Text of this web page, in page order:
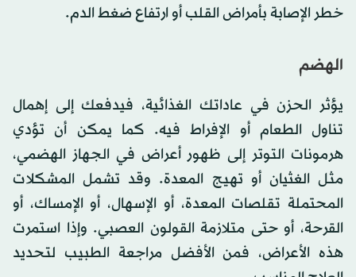
خطر الإصابة بأمراض القلب أو ارتفاع ضغط الدم.
الهضم
يؤثر الحزن في عاداتك الغذائية، فيدفعك إلى إهمال
تناول الطعام أو الإفراط فيه. كما يمكن أن تؤدي
هرمونات التوتر إلى ظهور أعراض في الجهاز الهضمي،
مثل الغثيان أو تهيج المعدة. وقد تشمل المشكلات
المحتملة تقلصات المعدة، أو الإسهال، أو الإمساك، أو
القرحة، أو حتى متلازمة القولون العصبي. وإذا استمرت
هذه الأعراض، فمن الأفضل مراجعة الطبيب لتحديد